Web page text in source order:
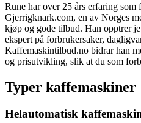
Rune har over 25 års erfaring
Gjerrigknark.com, en av Norges
kjøp og gode tilbud. Han opptrer
ekspert på forbrukersaker,
Kaffemaskintilbud.no bidrar han
og prisutvikling, slik at du som
Typer kaffemaskiner
Helautomatisk